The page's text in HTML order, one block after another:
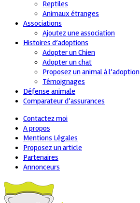
Reptiles
Animaux étranges
Associations
Ajoutez une association
Histoires d’adoptions
Adopter un Chien
Adopter un chat
Proposez un animal à l’adoption
Témoignages
Défense animale
Comparateur d’assurances
Contactez moi
A propos
Mentions Légales
Proposez un article
Partenaires
Annonceurs